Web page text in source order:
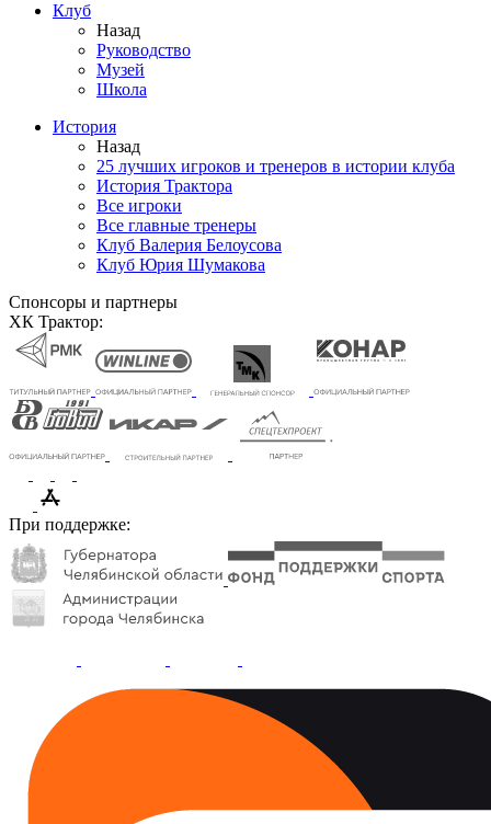
Клуб
Назад
Руководство
Музей
Школа
История
Назад
25 лучших игроков и тренеров в истории клуба
История Трактора
Все игроки
Все главные тренеры
Клуб Валерия Белоусова
Клуб Юрия Шумакова
Спонсоры и партнеры
ХК Трактор:
При поддержке: